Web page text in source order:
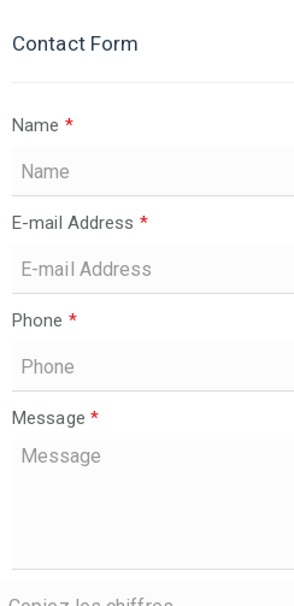
Contact Form
Name *
E-mail Address *
Phone *
Message *